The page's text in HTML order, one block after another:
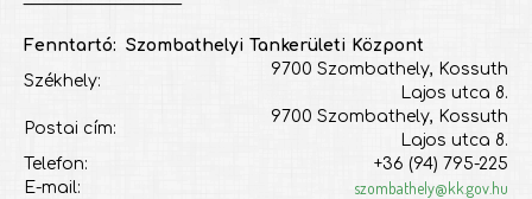
Fenntartó: Szombathelyi Tankerületi Központ
Székhely:
9700 Szombathely, Kossuth
Lajos utca 8.
Postai cím:
9700 Szombathely, Kossuth
Lajos utca 8.
Telefon:
+36 (94) 795-225
E-mail:
szombathely@kk.gov.hu